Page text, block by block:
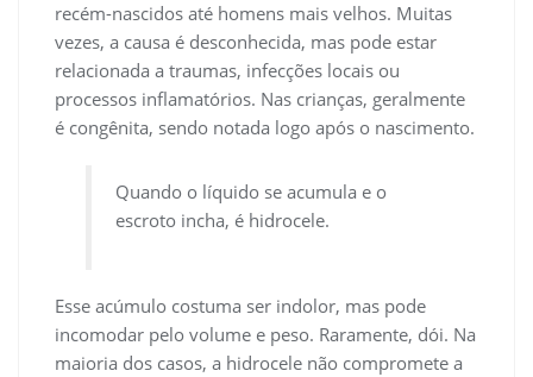
recém-nascidos até homens mais velhos. Muitas
vezes, a causa é desconhecida, mas pode estar
relacionada a traumas, infecções locais ou
processos inflamatórios. Nas crianças, geralmente
é congênita, sendo notada logo após o nascimento.
Quando o líquido se acumula e o
escroto incha, é hidrocele.
Esse acúmulo costuma ser indolor, mas pode
incomodar pelo volume e peso. Raramente, dói. Na
maioria dos casos, a hidrocele não compromete a